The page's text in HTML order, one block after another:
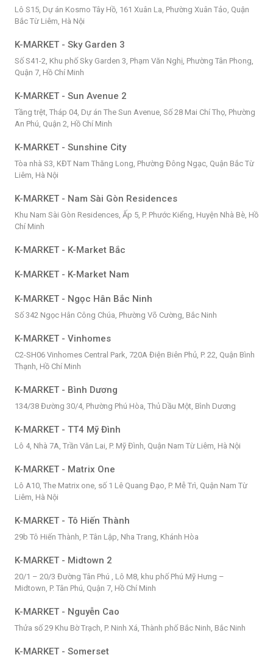
Lô S15, Dự án Kosmo Tây Hồ, 161 Xuân La, Phường Xuân Tảo, Quận
Bắc Từ Liêm, Hà Nội
K-MARKET - Sky Garden 3
Số S41-2, Khu phố Sky Garden 3, Phạm Văn Nghị, Phường Tân Phong,
Quận 7, Hồ Chí Minh
K-MARKET - Sun Avenue 2
Tầng trệt, Tháp 04, Dự án The Sun Avenue, Số 28 Mai Chí Thọ, Phường
An Phú, Quận 2, Hồ Chí Minh
K-MARKET - Sunshine City
Tòa nhà S3, KĐT Nam Thăng Long, Phường Đông Ngạc, Quận Bắc Từ
Liêm, Hà Nội
K-MARKET - Nam Sài Gòn Residences
Khu Nam Sài Gòn Residences, Ấp 5, P. Phước Kiểng, Huyện Nhà Bè, Hồ
Chí Minh
K-MARKET - K-Market Bắc
K-MARKET - K-Market Nam
K-MARKET - Ngọc Hân Bắc Ninh
Số 342 Ngọc Hân Công Chúa, Phường Võ Cường, Bắc Ninh
K-MARKET - Vinhomes
C2-SH06 Vinhomes Central Park, 720A Điện Biên Phủ, P. 22, Quận Bình
Thạnh, Hồ Chí Minh
K-MARKET - Bình Dương
134/38 Đường 30/4, Phường Phú Hòa, Thủ Dầu Một, Bình Dương
K-MARKET - TT4 Mỹ Đình
Lô 4, Nhà 7A, Trần Văn Lai, P. Mỹ Đình, Quận Nam Từ Liêm, Hà Nội
K-MARKET - Matrix One
Lô A10, The Matrix one, số 1 Lê Quang Đạo, P. Mễ Trì, Quận Nam Từ
Liêm, Hà Nội
K-MARKET - Tô Hiến Thành
29b Tô Hiến Thành, P. Tân Lập, Nha Trang, Khánh Hòa
K-MARKET - Midtown 2
20/1 – 20/3 Đường Tân Phú , Lô M8, khu phố Phú Mỹ Hưng –
Midtown, P. Tân Phú, Quận 7, Hồ Chí Minh
K-MARKET - Nguyễn Cao
Thửa số 29 Khu Bờ Trạch, P. Ninh Xá, Thành phố Bắc Ninh, Bắc Ninh
K-MARKET - Somerset